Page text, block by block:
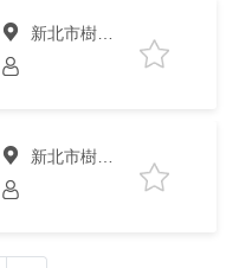
新北市樹林區
新北市樹林區